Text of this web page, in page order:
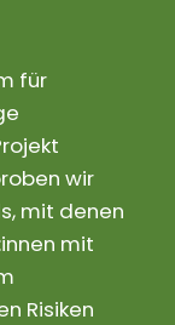
für
wir
mit denen
mit
Risiken